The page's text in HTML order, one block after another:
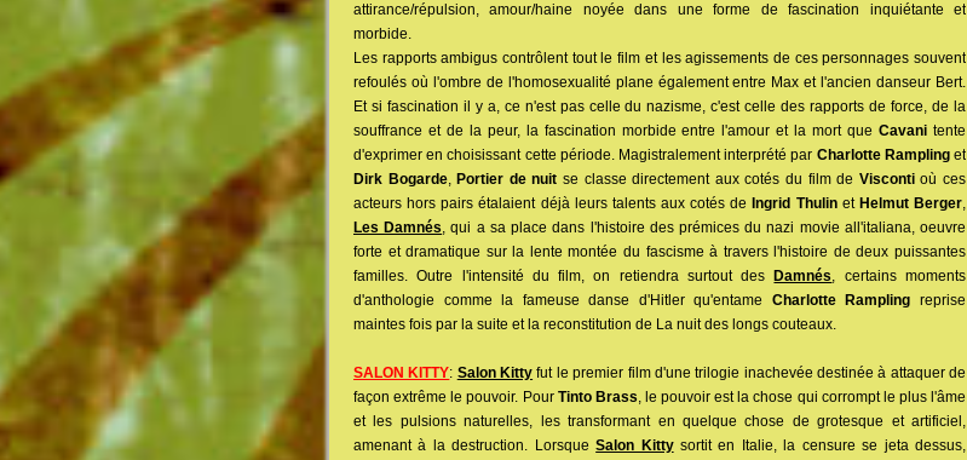
attirance/répulsion, amour/haine noyée dans une forme de fascination inquiétante et
morbide.
Les rapports ambigus contrôlent tout le film et les agissements de ces personnages souvent
refoulés où l'ombre de l'homosexualité plane également entre Max et l'ancien danseur Bert.
Et si fascination il y a, ce n'est pas celle du nazisme, c'est celle des rapports de force, de la
souffrance et de la peur, la fascination morbide entre l'amour et la mort queCavani tente
d'exprimer en choisissant cette période. Magistralement interprété par Charlotte Ramplinget
Dirk Bogarde, Portier de nuit se classe directement aux cotés du film de Viscontioù ces
acteurs hors pairs étalaient déjà leurs talents aux cotés de Ingrid Thulinet Helmut Berger,
Les Damnés, qui a sa place dans l'histoire des prémices du nazi movie all'italiana, oeuvre
forte et dramatique sur la lente montée du fascisme à travers l'histoire de deux puissantes
familles. Outre l'intensité du film, on retiendra surtout des
Damnés, certains moments
d'anthologie comme la fameuse danse d'Hitler qu'entame Charlotte Ramplingreprise
maintes fois par la suite et la reconstitution de La nuit des longs couteaux.
SALON KITTY: Salon Kitty fut le premier film d'une trilogie inachevée destinée à attaquer de
façon extrême le pouvoir. Pour Tinto Brass, le pouvoir est la chose qui corrompt le plus l'âme
et les pulsions naturelles, les transformant en quelque chose de grotesque et artificiel,
amenant à la destruction. LorsqueSalon Kittysortit en Italie, la censure se jeta dessus,